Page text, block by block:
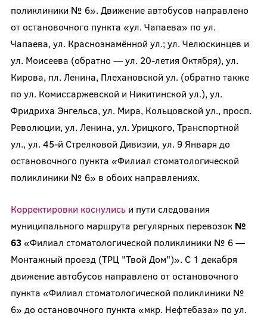
поликлиники № 6». Движение автобусов направлено
от остановочного пункта «ул. Чапаева» по ул.
Чапаева, ул. Краснознамённой ул.; ул. Челюскинцев и
ул. Моисеева (обратно — ул. 20-летия Октября), ул.
Кирова, пл. Ленина, Плехановской ул. (обратно также
по ул. Комиссаржевской и Никитинской ул.), ул.
Фридриха Энгельса, ул. Мира, Кольцовской ул., просп.
Революции, ул. Ленина, ул. Урицкого, Транспортной
ул., ул. 45-й Стрелковой Дивизии, ул. 9 Января до
остановочного пункта «Филиал стоматологической
поликлиники № 6» в обоих направлениях.
Корректировки коснулисьи пути следования
муниципального маршрута регулярных перевозок №
63«Филиал стоматологической поликлиники № 6 —
Монтажный проезд (ТРЦ "Твой Дом")». С 1 декабря
движение автобусов направлено от остановочного
пункта «Филиал стоматологической поликлиники №
6» до остановочного пункта «мкр. Нефтебаза» по ул.